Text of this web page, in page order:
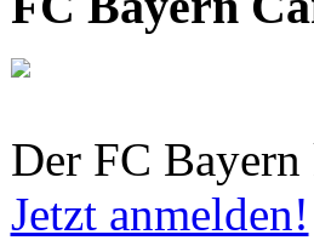
Der FC
Jetzt anmelden!